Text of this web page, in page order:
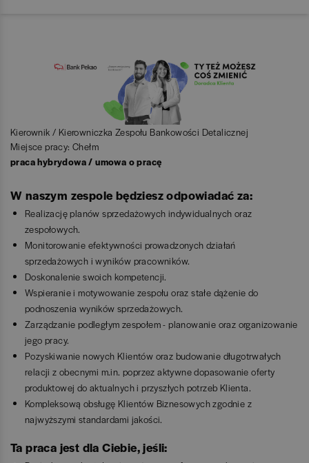
Kierownik / Kierowniczka Zespołu Bankowości Detalicznej
Miejsce pracy: Chełm
praca hybrydowa / umowa o pracę
W naszym zespole będziesz odpowiadać za:
Realizację planów sprzedażowych indywidualnych oraz
zespołowych.
Monitorowanie efektywności prowadzonych działań
sprzedażowych i wyników pracowników.
Doskonalenie swoich kompetencji.
Wspieranie i motywowanie zespołu oraz stałe dążenie do
podnoszenia wyników sprzedażowych.
Zarządzanie podległym zespołem - planowanie oraz organizowanie
jego pracy.
Pozyskiwanie nowych Klientów oraz budowanie długotrwałych
relacji z obecnymi m.in. poprzez aktywne dopasowanie oferty
produktowej do aktualnych i przyszłych potrzeb Klienta.
Kompleksową obsługę Klientów Biznesowych zgodnie z
najwyższymi standardami jakości.
Ta praca jest dla Ciebie, jeśli: